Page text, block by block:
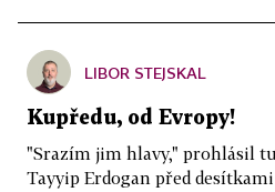
LIBOR STEJSKAL
Kupředu, od Evropy!
"Srazím jim hlavy," prohlásil
Tayyip Erdogan před